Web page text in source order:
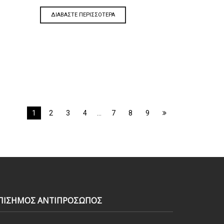
ΔΙΑΒΆΣΤΕ ΠΕΡΙΣΣΌΤΕΡΑ
1 2 3 4 … 7 8 9
ΑΝΤΙΠΡΟΣΩΠΟΣ